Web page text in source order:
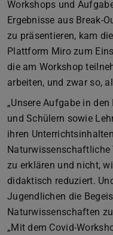
Workshops und
Ergebnisse aus Break-
zu präsentieren, kam
Plattform Miro zum
die am Workshop
arbeiten, und zwar so,
„Unsere Aufgabe in
und Schülern sowie
ihren
Naturwissenschaftliche
zu erklären und nicht,
didaktisch reduziert.
Jugendlichen die
Naturwissenschaften
„Mit dem Covid-